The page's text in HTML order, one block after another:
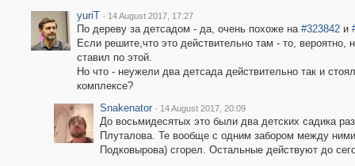
yuriT · 14 August 2017, 17:27
По дереву за детсадом - да, очень похоже на #323842и
Если решите,что это действительно там - то, вероятно,
ставил по этой.
Но что - неужели два детсада действительно так и
комплексе?
Snakenator · 14 August 2017, 20:09
До восьмидесятых это были два детских садика
Плуталова. Те вообще с одним забором между
Подковырова) сгорел. Остальные действуют до